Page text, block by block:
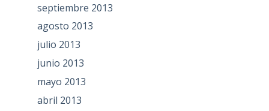
septiembre 2013
agosto 2013
julio 2013
junio 2013
mayo 2013
abril 2013